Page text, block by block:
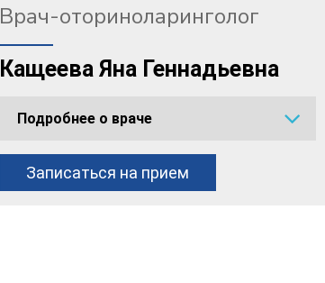
Врач-оториноларинголог
Кащеева Яна Геннадьевна
Подробнее о враче
Записаться на прием